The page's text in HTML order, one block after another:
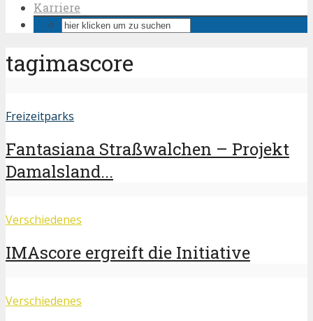
Karriere
tagimascore
Freizeitparks
Fantasiana Straßwalchen – Projekt
Damalsland...
Verschiedenes
IMAscore ergreift die Initiative
Verschiedenes